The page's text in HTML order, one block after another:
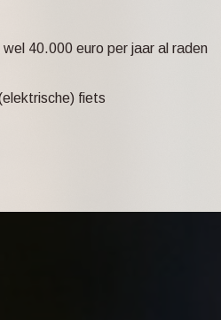
40.000 euro per jaar al raden
fiets